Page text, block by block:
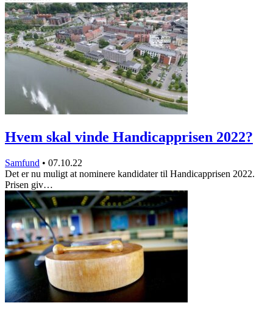
Hvem skal vinde Handicapprisen 2022?
Samfund • 07.10.22
Det er nu muligt at nominere kandidater til Handicapprisen 2022.
Prisen giv…